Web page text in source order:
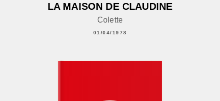
LA MAISON DE CLAUDINE
Colette
01/04/1978